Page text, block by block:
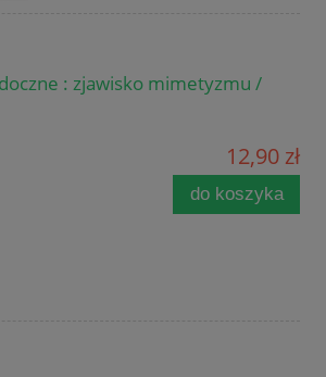
: zjawisko mimetyzmu /
12,90 zł
do koszyka